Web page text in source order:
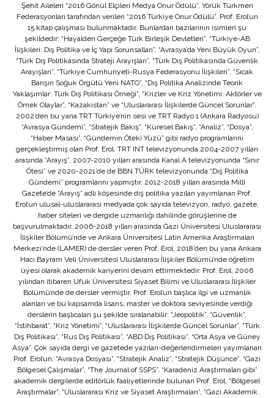
Şehit Aileleri “2016 Gönül Elçileri Medya Onur Ödülü”, Yörük Türkmen
Federasyonları tarafından verilen “2016 Türkiye Onur Ödülü”. Prof. Erol’un
15 kitap çalışması bulunmaktadır. Bunlardan bazılarının isimleri şu
şekildedir: “Hayalden Gerçeğe Türk Birleşik Devletleri”, “Türkiye-AB
İlişkileri: Dış Politika ve İç Yapı Sorunsalları”, “Avrasya’da Yeni Büyük Oyun”,
“Türk Dış Politikasında Strateji Arayışları”, “Türk Dış Politikasında Güvenlik
Arayışları”, “Türkiye Cumhuriyeti-Rusya Federasyonu İlişkileri”, “Sıcak
Barışın Soğuk Örgütü Yeni NATO”, “Dış Politika Analizinde Teorik
Yaklaşımlar: Türk Dış Politikası Örneği”, “Krizler ve Kriz Yönetimi: Aktörler ve
Örnek Olaylar”, “Kazakistan” ve “Uluslararası İlişkilerde Güncel Sorunlar”.
2002’den bu yana TRT Türkiye’nin sesi ve TRT Radyo 1 (Ankara Radyosu)
“Avrasya Gündemi”, “Stratejik Bakış”, “Küresel Bakış”, “Analiz”, “Dosya”,
“Haber Masası”, “Gündemin Öteki Yüzü” gibi radyo programlarını
gerçekleştirmiş olan Prof. Erol, TRT INT televizyonunda 2004-2007 yılları
arasında “Arayış”, 2007-2010 yılları arasında Kanal A televizyonunda “Sınır
Ötesi” ve 2020-2021’de de BBN TÜRK televizyonunda “Dış Politika
Gündemi” programlarını yapmıştır. 2012-2018 yılları arasında Millî
Gazete’de “Arayış” adlı köşesinde dış politika yazıları yayımlanan Prof.
Erol’un ulusal-uluslararası medyada çok sayıda televizyon, radyo, gazete,
haber siteleri ve dergide uzmanlığı dahilinde görüşlerine de
başvurulmaktadır. 2006-2018 yılları arasında Gazi Üniversitesi Uluslararası
İlişkiler Bölümü’nde ve Ankara Üniversitesi Latin Amerika Araştırmaları
Merkezi’nde (LAMER) de dersler veren Prof. Erol, 2018’den bu yana Ankara
Hacı Bayram Veli Üniversitesi Uluslararası İlişkiler Bölümü’nde öğretim
üyesi olarak akademik kariyerini devam ettirmektedir. Prof. Erol, 2006
yılından itibaren Ufuk Üniversitesi Siyaset Bilimi ve Uluslararası İlişkiler
Bölümü’nde de dersler vermiştir. Prof. Erol’un başlıca ilgi ve uzmanlık
alanları ve bu kapsamda lisans, master ve doktora seviyesinde verdiği
derslerin başlıcaları şu şekilde sıralanabilir: “Jeopolitik”, “Güvenlik”,
“İstihbarat”, “Kriz Yönetimi”, “Uluslararası İlişkilerde Güncel Sorunlar”, “Türk
Dış Politikası”, “Rus Dış Politikası”, “ABD Dış Politikası”, “Orta Asya ve Güney
Asya”. Çok sayıda dergi ve gazetede yazıları-değerlendirmeleri yayımlanan
Prof. Erol’un; “Avrasya Dosyası”, “Stratejik Analiz”, “Stratejik Düşünce”, “Gazi
Bölgesel Çalışmalar”, “The Journal of SSPS”, “Karadeniz Araştırmaları gibi”
akademik dergilerde editörlük faaliyetlerinde bulunan Prof. Erol, “Bölgesel
Araştırmalar”, “Uluslararası Kriz ve Siyaset Araştırmaları”, “Gazi Akademik